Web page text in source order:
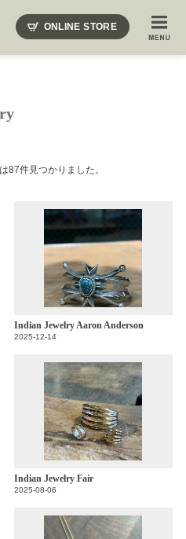
ONLINE STORE
87件見つかりました。
Indian Jewelry Aaron Anderson
2025-12-14
Indian Jewelry Fair
2025-08-06